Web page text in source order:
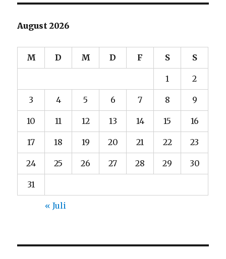
August 2026
M D M D F S S
1 2
3 4 5 6 7 8 9
10 11 12 13 14 15 16
17 18 19 20 21 22 23
24 25 26 27 28 29 30
31
« Juli